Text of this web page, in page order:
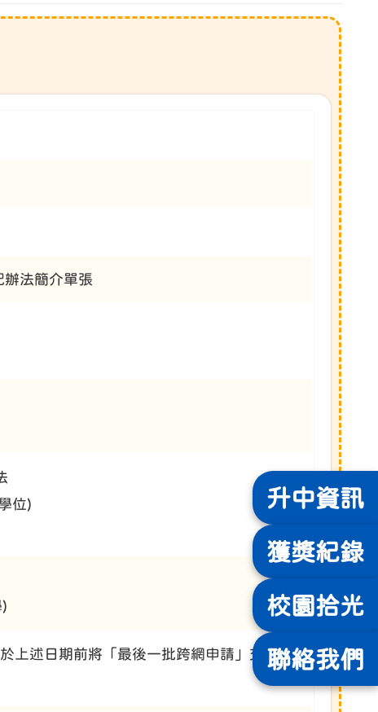
法簡介單張
位)
上述日期前將「最後一批跨網申請」交予班主
升中資訊
獲獎紀錄
校園拾光
聯絡我們